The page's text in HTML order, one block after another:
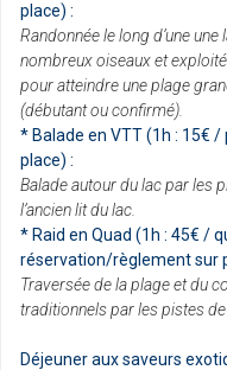
place) :
Randonnée le long d’une
nombreux oiseaux et
pour atteindre une plage
(débutant ou confirmé).
* Balade en VTT (1h : 15€
place) :
Balade autour du lac par les
l’ancien lit du lac.
* Raid en Quad (1h : 45€ /
réservation/règlement sur
Traversée de la plage et du
traditionnels par les pistes
Déjeuner aux saveurs